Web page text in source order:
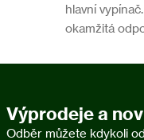
hlavní
okamžitá
Výprodeje a